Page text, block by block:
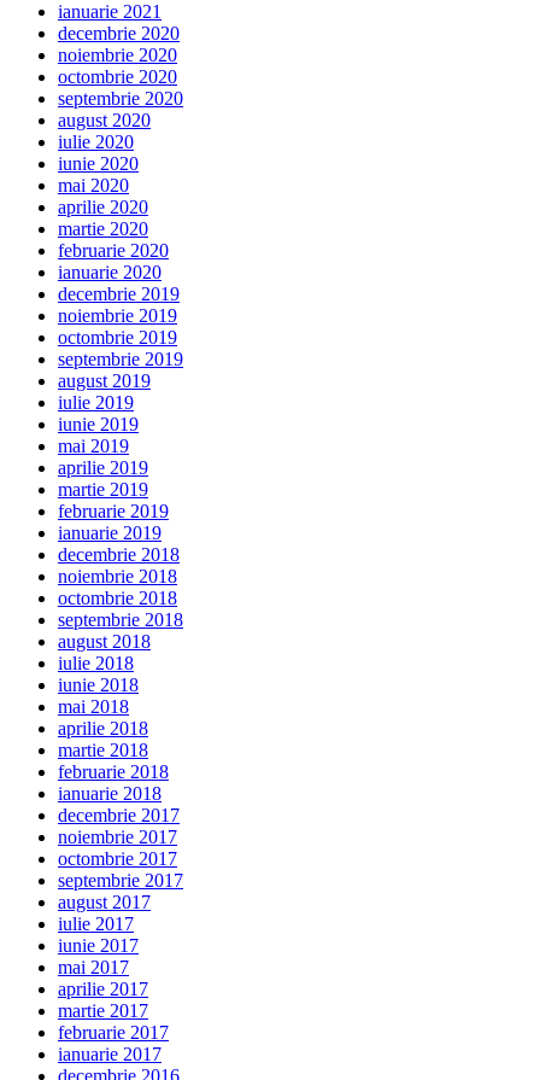
ianuarie 2021
decembrie 2020
noiembrie 2020
octombrie 2020
septembrie 2020
august 2020
iulie 2020
iunie 2020
mai 2020
aprilie 2020
martie 2020
februarie 2020
ianuarie 2020
decembrie 2019
noiembrie 2019
octombrie 2019
septembrie 2019
august 2019
iulie 2019
iunie 2019
mai 2019
aprilie 2019
martie 2019
februarie 2019
ianuarie 2019
decembrie 2018
noiembrie 2018
octombrie 2018
septembrie 2018
august 2018
iulie 2018
iunie 2018
mai 2018
aprilie 2018
martie 2018
februarie 2018
ianuarie 2018
decembrie 2017
noiembrie 2017
octombrie 2017
septembrie 2017
august 2017
iulie 2017
iunie 2017
mai 2017
aprilie 2017
martie 2017
februarie 2017
ianuarie 2017
decembrie 2016